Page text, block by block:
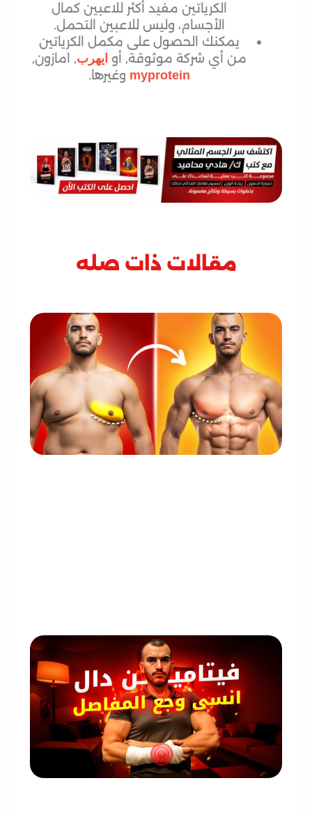
الكرياتين مفيد أكثر للاعبين كمال
الأجسام، وليس للاعبين التحمل.
يمكنك الحصول على مكمل الكرياتين
من أي شركة موثوقة, أو ايهرب, امازون,
myprotein وغيرها.
مقالات ذات صله